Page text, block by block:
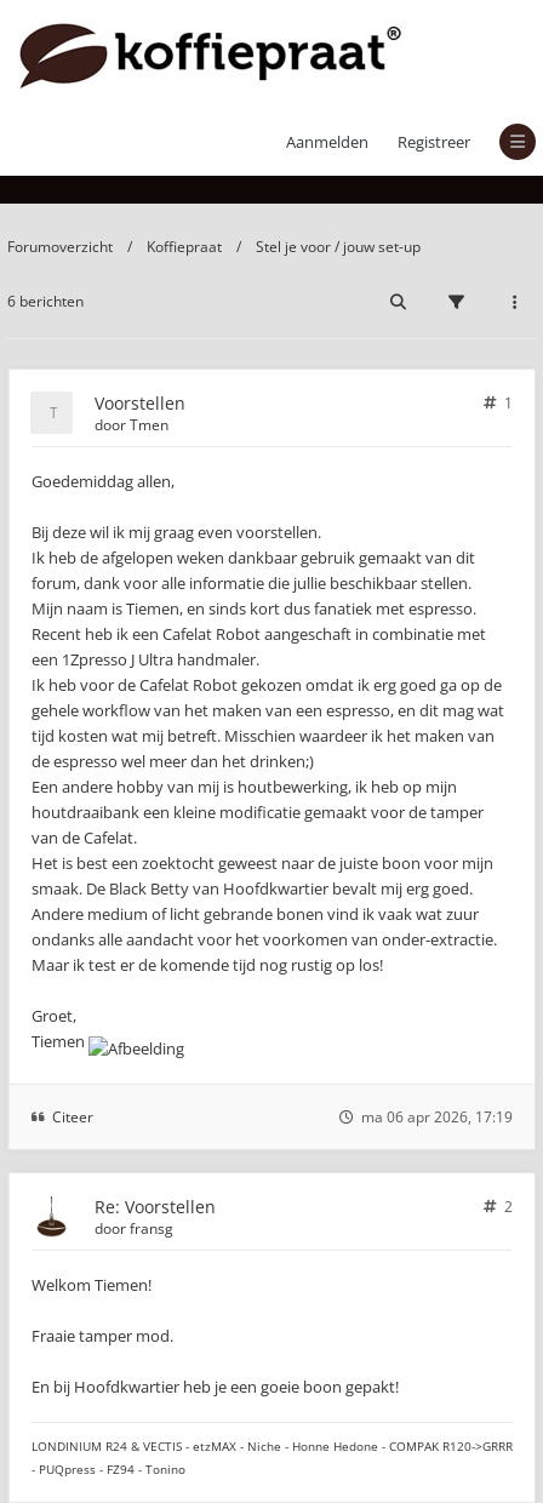
Aanmelden Registreer
Forumoverzicht Koffiepraat Stel je voor / jouw set-up
6 berichten
Voorstellen
1
doorTmen
Goedemiddag allen,
Bij deze wil ik mij graag even voorstellen.
Ik heb de afgelopen weken dankbaar gebruik gemaakt van dit
forum, dank voor alle informatie die jullie beschikbaar stellen.
Mijn naam is Tiemen, en sinds kort dus fanatiek met espresso.
Recent heb ik een Cafelat Robot aangeschaft in combinatie met
een 1Zpresso J Ultra handmaler.
Ik heb voor de Cafelat Robot gekozen omdat ik erg goed ga op de
gehele workflow van het maken van een espresso, en dit mag wat
tijd kosten wat mij betreft. Misschien waardeer ik het maken van
de espresso wel meer dan het drinken;)
Een andere hobby van mij is houtbewerking, ik heb op mijn
houtdraaibank een kleine modificatie gemaakt voor de tamper
van de Cafelat.
Het is best een zoektocht geweest naar de juiste boon voor mijn
smaak. De Black Betty van Hoofdkwartier bevalt mij erg goed.
Andere medium of licht gebrande bonen vind ik vaak wat zuur
ondanks alle aandacht voor het voorkomen van onder-extractie.
Maar ik test er de komende tijd nog rustig op los!
Groet,
Tiemen
Citeer ma 06 apr 2026, 17:19
Re: Voorstellen
2
doorfransg
Welkom Tiemen!
Fraaie tamper mod.
En bij Hoofdkwartier heb je een goeie boon gepakt!
LONDINIUM R24 & VECTIS - etzMAX - Niche - Honne Hedone - COMPAK R120->GRRR
- PUQpress - FZ94 - Tonino